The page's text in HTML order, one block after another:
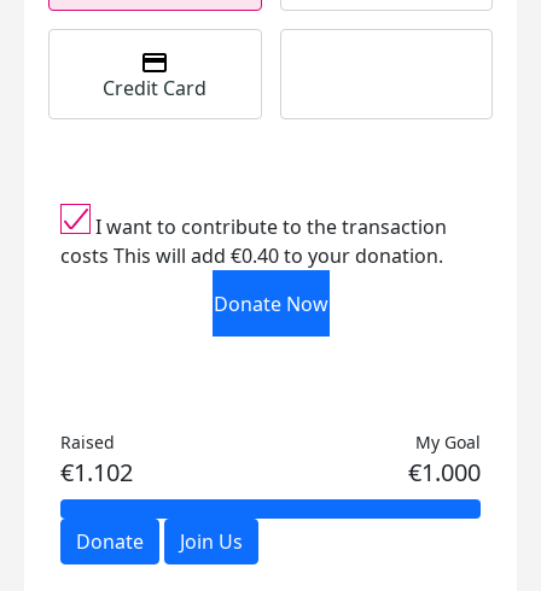
Credit Card
I want to contribute to the transaction
costs This will add €0.40 to your donation.
Donate Now
Raised
€1.102
My Goal
€1.000
Donate Join Us